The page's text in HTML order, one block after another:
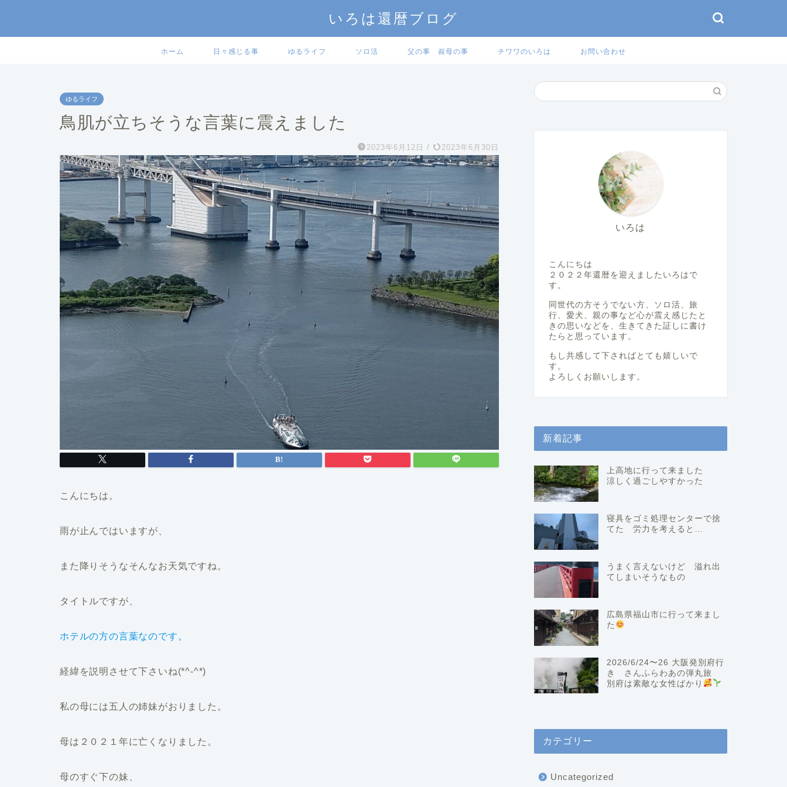
いろは還暦ブログ
ホーム 日々感じる事 ゆるライフ ソロ活 父の事 叔母の事 チワワのいろは お問い合わせ
ゆるライフ
鳥肌が立ちそうな言葉に震えました
2023年6月12日 / 2023年6月30日
こんにちは。
雨が止んではいますが、
また降りそうなそんなお天気ですね。
タイトルですが、
ホテルの方の言葉なのです。
経緯を説明させて下さいね(*^-^*)
私の母には五人の姉妹がおりました。
母は２０２１年に亡くなりました。
母のすぐ下の妹、
いろは
こんにちは
２０２２年還暦を迎えましたいろはで
す。
同世代の方そうでない方、ソロ活、旅
行、愛犬、親の事など心が震え感じたと
きの思いなどを、生きてきた証しに書け
たらと思っています。
もし共感して下さればとても嬉しいで
す。
よろしくお願いします。
新着記事
上高地に行って来ました
涼しく過ごしやすかった
寝具をゴミ処理センターで捨
てた 労力を考えると…
うまく言えないけど 溢れ出
てしまいそうなもの
広島県福山市に行って来まし
た
2026/6/24〜26 大阪発別府行
き さんふらわあの弾丸旅
別府は素敵な女性ばかり
カテゴリー
Uncategorized